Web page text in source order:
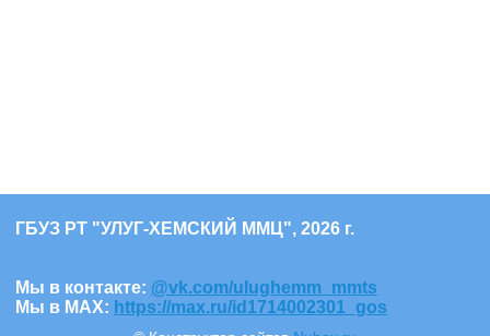
ГБУЗ РТ "УЛУГ-ХЕМСКИЙ ММЦ", 2026 г.
Мы в контакте: @vk.com/ulughemm_mmts
Мы в МАХ: https://max.ru/id1714002301_gos